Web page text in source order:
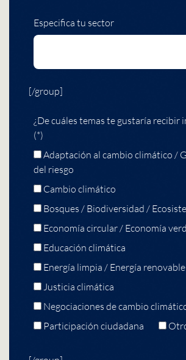
Especifica tu sector
[/group]
¿De cuáles temas te gustaría recibir
(*)
Adaptación al cambio climático /
del riesgo
Cambio climático
Bosques / Biodiversidad /
Economía circular / Economía
Educación climática
Energía limpia / Energía renovable
Justicia climática
Negociaciones de cambio
Participación ciudadana